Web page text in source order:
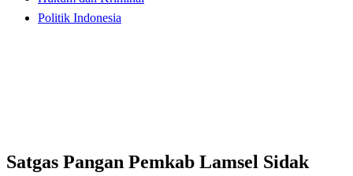
Politik Indonesia
Satgas Pangan Pemkab Lamsel Sidak